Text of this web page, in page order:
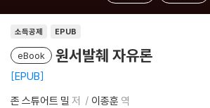
소득공제 EPUB
eBook 원서발췌 자유론
EPUB
존 스튜어트 밀 저 이종훈 역